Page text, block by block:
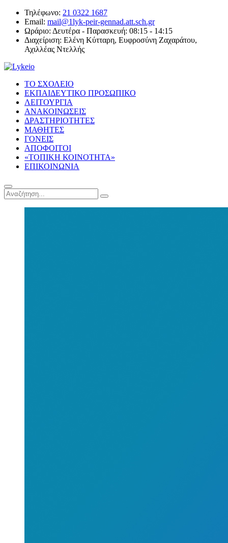
Τηλέφωνο: 21 0322 1687
Email: mail@1lyk-peir-gennad.att.sch.gr
Ωράριο: Δευτέρα - Παρασκευή: 08:15 - 14:15
Διαχείριση: Ελένη Κύτταρη, Ευφροσύνη Ζαχαράτου,
Αχιλλέας Ντελλής
ΤΟ ΣΧΟΛΕΙΟ
ΕΚΠΑΙΔΕΥΤΙΚΟ ΠΡΟΣΩΠΙΚΟ
ΛΕΙΤΟΥΡΓΙΑ
ΑΝΑΚΟΙΝΩΣΕΙΣ
ΔΡΑΣΤΗΡΙΟΤΗΤΕΣ
ΜΑΘΗΤΕΣ
ΓΟΝΕΙΣ
ΑΠΟΦΟΙΤΟΙ
«ΤΟΠΙΚΗ ΚΟΙΝΟΤΗΤΑ»
ΕΠΙΚΟΙΝΩΝΙΑ